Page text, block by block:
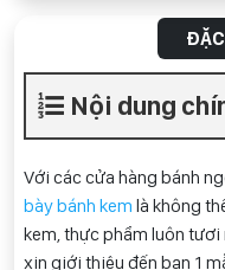
Nội dung
Với các cửa hàng bánh
bày bánh kem là không
kem, thực phẩm luôn
xin giới thiệu đến bạn 1